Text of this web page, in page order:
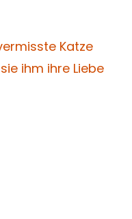
Katze
ihm ihre Liebe